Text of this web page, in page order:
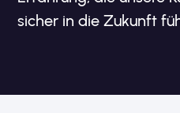
sicher in die Zukunft